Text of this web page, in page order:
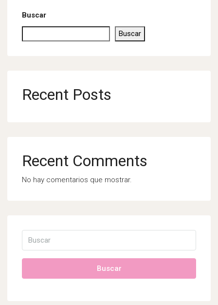
Buscar
Buscar
Recent Posts
Recent Comments
No hay comentarios que mostrar.
Buscar